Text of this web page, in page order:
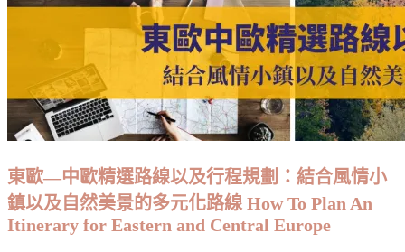
點、
活
住
宿
以
及
意
事
項
東歐—中歐精選路線以及行程規劃：結合風情小
鎮以及自然美景的多元化路線 How To Plan An
Itinerary for Eastern and Central Europe